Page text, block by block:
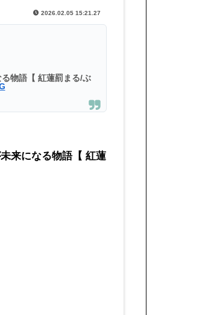
2026.02.05 15:21.27
物語【 紅蓮罰まる/ぶ
来になる物語【 紅蓮